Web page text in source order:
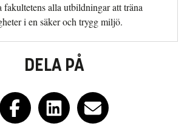
alla utbildningar att träna
i en säker och trygg miljö.
DELA PÅ